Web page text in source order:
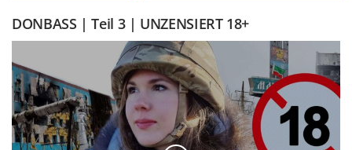
DONBASS | Teil 3 | UNZENSIERT 18+